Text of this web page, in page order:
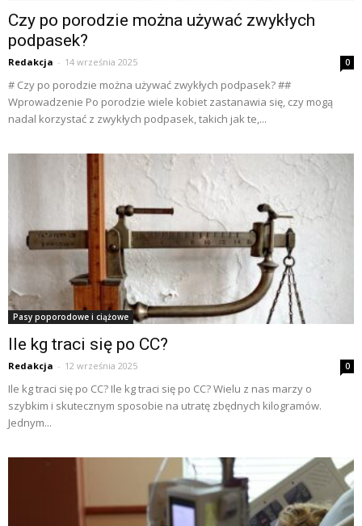
Czy po porodzie można używać zwykłych
podpasek?
Redakcja - 14 września 2025 0
# Czy po porodzie można używać zwykłych podpasek? ##
Wprowadzenie Po porodzie wiele kobiet zastanawia się, czy mogą
nadal korzystać z zwykłych podpasek, takich jak te,...
Pasy poporodowe i ciążowe
Ile kg traci się po CC?
Redakcja - 12 września 2025 0
Ile kg traci się po CC? Ile kg traci się po CC? Wielu z nas marzy o
szybkim i skutecznym sposobie na utratę zbędnych kilogramów.
Jednym...